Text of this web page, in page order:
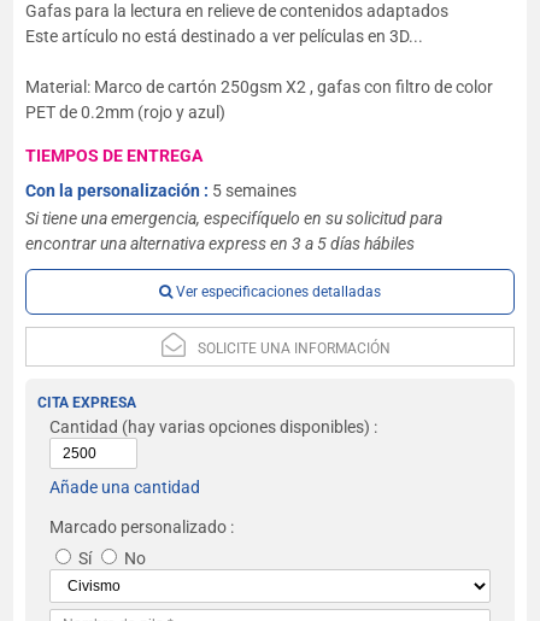
Gafas para la lectura en relieve de contenidos adaptados
Este artículo no está destinado a ver películas en 3D...
Material: Marco de cartón 250gsm X2 , gafas con filtro de color
PET de 0.2mm (rojo y azul)
TIEMPOS DE ENTREGA
Con la personalización : 5 semaines
Si tiene una emergencia, especifíquelo en su solicitud para
encontrar una alternativa express en 3 a 5 días hábiles
Ver especificaciones detalladas
SOLICITE UNA INFORMACIÓN
CITA EXPRESA
Cantidad (hay varias opciones disponibles) :
Añade una cantidad
Marcado personalizado :
Sí
No